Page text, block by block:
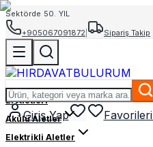
Sektörde 50. YIL
+905067091872
Sipariş Takip
Giriş Yap
El Aletleri
Akülü Aletler
Elektrikli Aletler